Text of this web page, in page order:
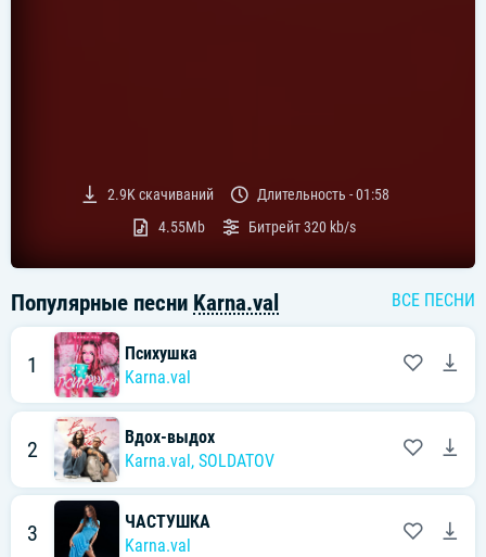
2.9Kскачиваний Длительность -01:58
4.55Mb
Битрейт320 kb/s
Популярные песни Karna.val ВСЕ ПЕСНИ
1
Психушка
Karna.val
2
Вдох-выдох
Karna.val , SOLDATOV
3
ЧАСТУШКА
Karna.val